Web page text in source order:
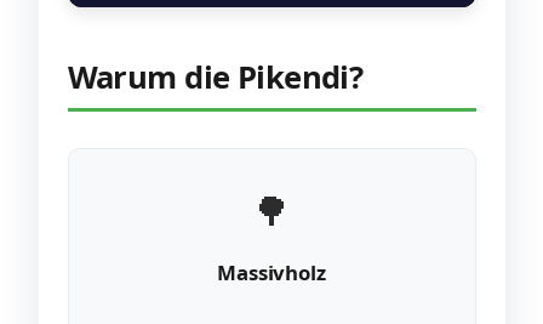
Warum die Pikendi?
🌳
Massivholz